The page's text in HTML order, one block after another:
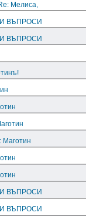
Мелиса,
ВЪПРОСИ
ВЪПРОСИ
Маготин
ВЪПРОСИ
ВЪПРОСИ